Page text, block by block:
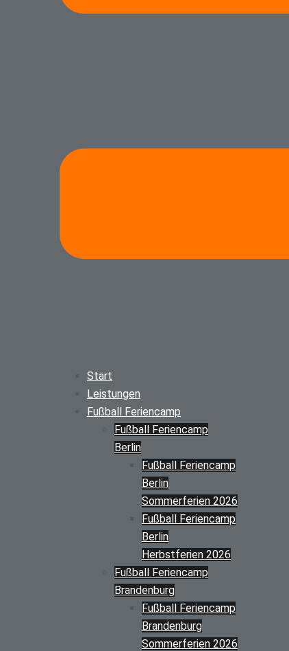
Start
Leistungen
Fußball Feriencamp
Fußball Feriencamp
Berlin
Fußball Feriencamp
Berlin
Sommerferien 2026
Fußball Feriencamp
Berlin
Herbstferien 2026
Fußball Feriencamp
Brandenburg
Fußball Feriencamp
Brandenburg
Sommerferien 2026